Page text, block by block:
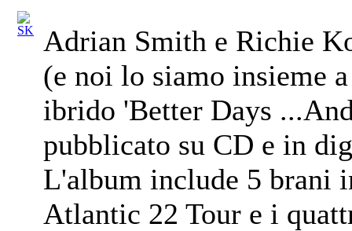
Adrian Smith e Richie
(e noi lo siamo insieme
ibrido 'Better Days
pubblicato su CD e in
L'album include 5 brani
Atlantic 22 Tour e i